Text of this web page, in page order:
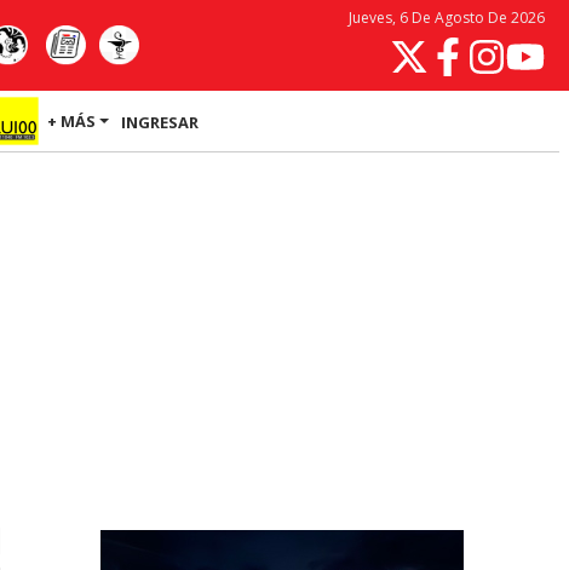
Jueves, 6 De Agosto De 2026
+ MÁS INGRESAR